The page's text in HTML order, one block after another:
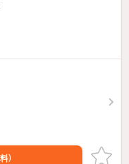
）